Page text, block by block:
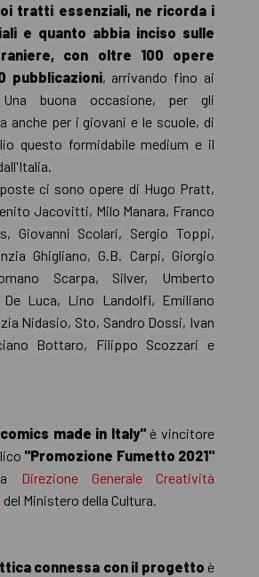
tratti essenziali, ne ricorda i
e quanto abbia inciso sulle
con oltre 100 opere
pubblicazioni, arrivando fino ai
buona occasione, per gli
anche per i giovani e le scuole, di
questo formidabile medium e il
ci sono opere di Hugo Pratt,
Jacovitti, Milo Manara, Franco
Giovanni Scolari, Sergio Toppi,
Ghigliano, G.B. Carpi, Giorgio
Scarpa, Silver, Umberto
De Luca, Lino Landolfi, Emiliano
Nidasio, Sto, Sandro Dossi, Ivan
Bottaro, Filippo Scozzari e
made in Italy"è vincitore
"Promozione Fumetto 2021"
Direzione Generale Creatività
del Ministero della Cultura.
connessa con il progetto è